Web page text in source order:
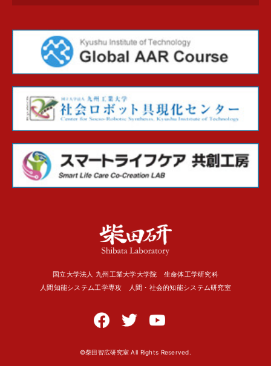
国立大学法人 九州工業大学大学院 生命体工学研究科
人間知能システム工学専攻 人間・社会的知能システム研究室
©柴田智広研究室 All Rights Reserved.